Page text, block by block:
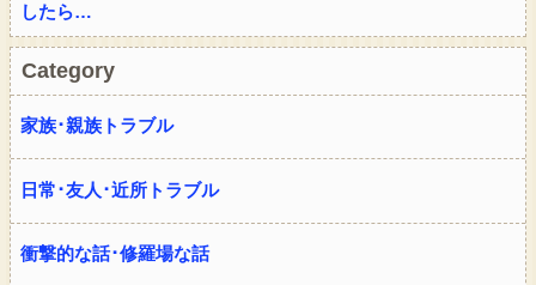
したら…
Category
家族･親族トラブル
日常･友人･近所トラブル
衝撃的な話･修羅場な話